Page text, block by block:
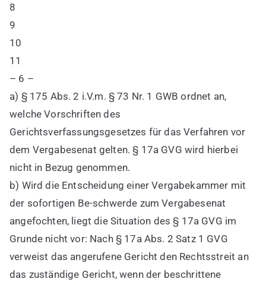
8
9
10
11
– 6 –
a) § 175 Abs. 2 i.V.m. § 73 Nr. 1 GWB ordnet an,
welche Vorschriften des
Gerichtsverfassungsgesetzes für das Verfahren vor
dem Vergabesenat gelten. § 17a GVG wird hierbei
nicht in Bezug genommen.
b) Wird die Entscheidung einer Vergabekammer mit
der sofortigen Be-schwerde zum Vergabesenat
angefochten, liegt die Situation des § 17a GVG im
Grunde nicht vor: Nach § 17a Abs. 2 Satz 1 GVG
verweist das angerufene Gericht den Rechtsstreit an
das zuständige Gericht, wenn der beschrittene